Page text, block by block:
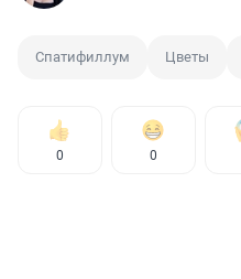
Спатифиллум Цветы
0 0